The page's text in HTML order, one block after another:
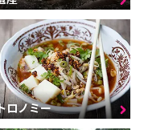
ロノミー